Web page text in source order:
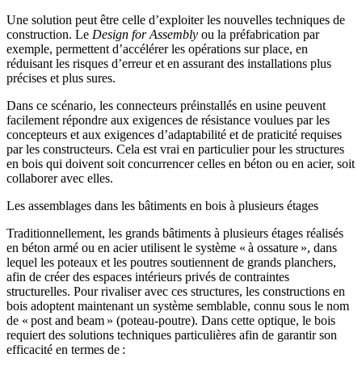
Une solution peut être celle d’exploiter les nouvelles techniques de
construction. Le Design for Assembly ou la préfabrication par
exemple, permettent d’accélérer les opérations sur place, en
réduisant les risques d’erreur et en assurant des installations plus
précises et plus sures.
Dans ce scénario, les connecteurs préinstallés en usine peuvent
facilement répondre aux exigences de résistance voulues par les
concepteurs et aux exigences d’adaptabilité et de praticité requises
par les constructeurs. Cela est vrai en particulier pour les structures
en bois qui doivent soit concurrencer celles en béton ou en acier, soit
collaborer avec elles.
Les assemblages dans les bâtiments en bois à plusieurs étages
Traditionnellement, les grands bâtiments à plusieurs étages réalisés
en béton armé ou en acier utilisent le système « à ossature », dans
lequel les poteaux et les poutres soutiennent de grands planchers,
afin de créer des espaces intérieurs privés de contraintes
structurelles. Pour rivaliser avec ces structures, les constructions en
bois adoptent maintenant un système semblable, connu sous le nom
de « post and beam » (poteau-poutre). Dans cette optique, le bois
requiert des solutions techniques particulières afin de garantir son
efficacité en termes de :